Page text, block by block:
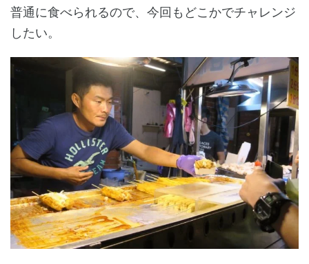
普通に食べられるので、今回もどこかでチャレンジ
したい。